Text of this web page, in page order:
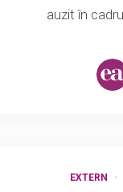
auzit în
EXTERN